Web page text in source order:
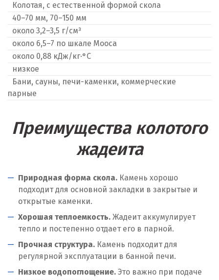
Колотая, с естественной формой скола
40–70 мм, 70–150 мм
около 3,2–3,5 г/см³
около 6,5–7 по шкале Мооса
около 0,88 кДж/кг·°C
низкое
Бани, сауны, печи-каменки, коммерческие
парные
Преимущества колотого
жадеита
Природная форма скола. Камень хорошо
подходит для основной закладки в закрытые и
открытые каменки.
Хорошая теплоемкость. Жадеит аккумулирует
тепло и постепенно отдает его в парной.
Прочная структура. Камень подходит для
регулярной эксплуатации в банной печи.
Низкое водопоглощение. Это важно при подаче